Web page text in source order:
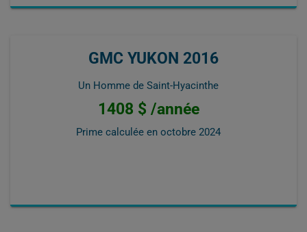
GMC YUKON 2016
Un Homme de Saint-Hyacinthe
1408 $ /année
Prime calculée en octobre 2024